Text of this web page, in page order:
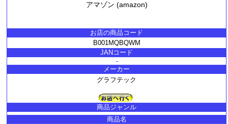
アマゾン (amazon)
お店の商品コード
B001MQBQWM
JANコード
-
メーカー
グラフテック
商品ジャンル
商品名